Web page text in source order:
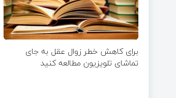
برای کاهش خطر زوال عقل به جای
تماشای تلویزیون مطالعه کنید